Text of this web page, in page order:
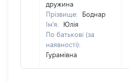
дружина
Прізвище:
Боднар
Ім'я:
Юлія
По батькові (за
наявності):
Гурамівна